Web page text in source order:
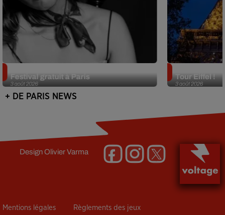
3 août 2026
Festival gratuit à Paris
3 août 2026
Tour Eiffel !
+ DE PARIS NEWS
DesignOlivier Varma
Mentions légales Règlements des jeux